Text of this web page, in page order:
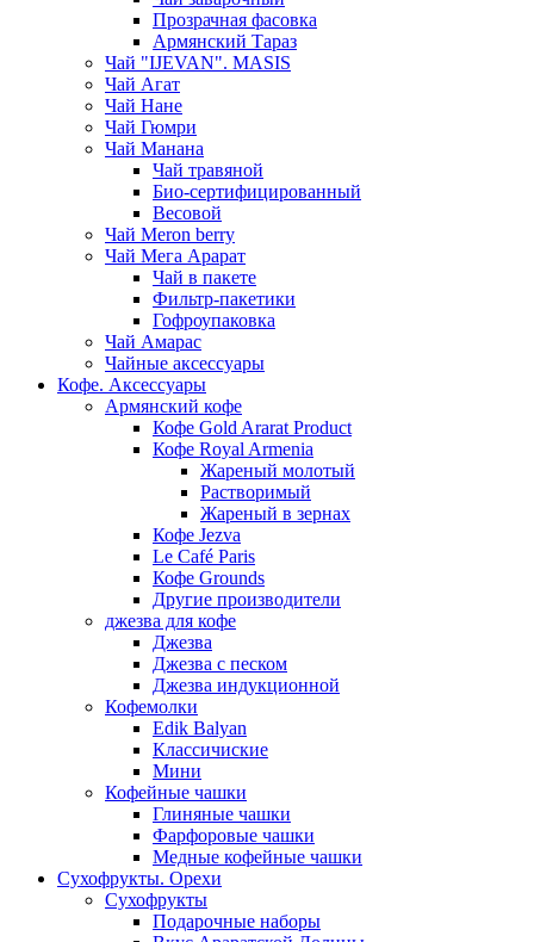
Прозрачная фасовка
Армянский Тараз
Чай "IJEVAN". MASIS
Чай Агат
Чай Нане
Чай Гюмри
Чай Манана
Чай травяной
Био-сертифицированный
Весовой
Чай Meron berry
Чай Мега Арарат
Чай в пакете
Фильтр-пакетики
Гофроупаковка
Чай Амарас
Чайные аксессуары
Кофе. Аксессуары
Армянский кофе
Кофе Gold Ararat Product
Кофе Royal Armenia
Жареный молотый
Растворимый
Жареный в зернах
Кофе Jezva
Le Café Paris
Кофе Grounds
Другие производители
джезва для кофе
Джезва
Джезва с песком
Джезва индукционной
Кофемолки
Edik Balyan
Классичиские
Мини
Кофейные чашки
Глиняные чашки
Фарфоровые чашки
Медные кофейные чашки
Сухофрукты. Орехи
Сухофрукты
Подарочные наборы